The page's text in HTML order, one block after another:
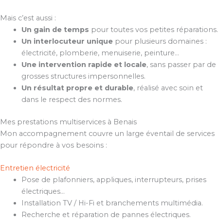
Mais c’est aussi :
Un gain de temps pour toutes vos petites réparations.
Un interlocuteur uniquepour plusieurs domaines :
électricité, plomberie, menuiserie, peinture…
Une intervention rapide et locale, sans passer par de
grosses structures impersonnelles.
Un résultat propre et durable, réalisé avec soin et
dans le respect des normes.
Mes prestations multiservices à Benais
Mon accompagnement couvre un large éventail de services
pour répondre à vos besoins :
Entretien électricité
Pose de plafonniers, appliques, interrupteurs, prises
électriques…
Installation TV / Hi-Fi et branchements multimédia.
Recherche et réparation de pannes électriques.